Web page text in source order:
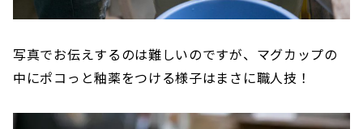
写真でお伝えするのは難しいのですが、マグカップの
中にポコっと釉薬をつける様子はまさに職人技！